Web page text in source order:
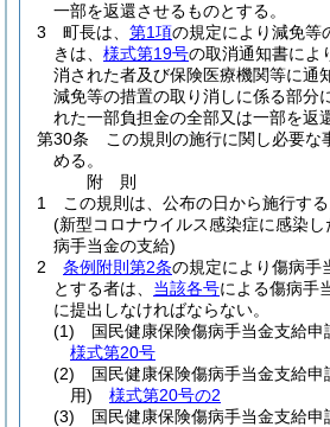
一部を返還させるものとする。
3
町長は、 第1項の規定により減免等
きは、 様式第19号の取消通知書によ
消された者及び保険医療機関等に通
減免等の措置の取り消しに係る部分
れた一部負担金の全部又は一部を返
第30条
この規則の施行に関し必要な
める。
附 則
1
この規則は、公布の日から施行する
(新型コロナウイルス感染症に感染
病手当金の支給)
2
条例附則第2条の規定により傷病手
とする者は、 当該各号による傷病手
に提出しなければならない。
(1)
国民健康保険傷病手当金支給申
様式第20号
(2)
国民健康保険傷病手当金支給申
用)
様式第20号の2
(3)
国民健康保険傷病手当金支給申